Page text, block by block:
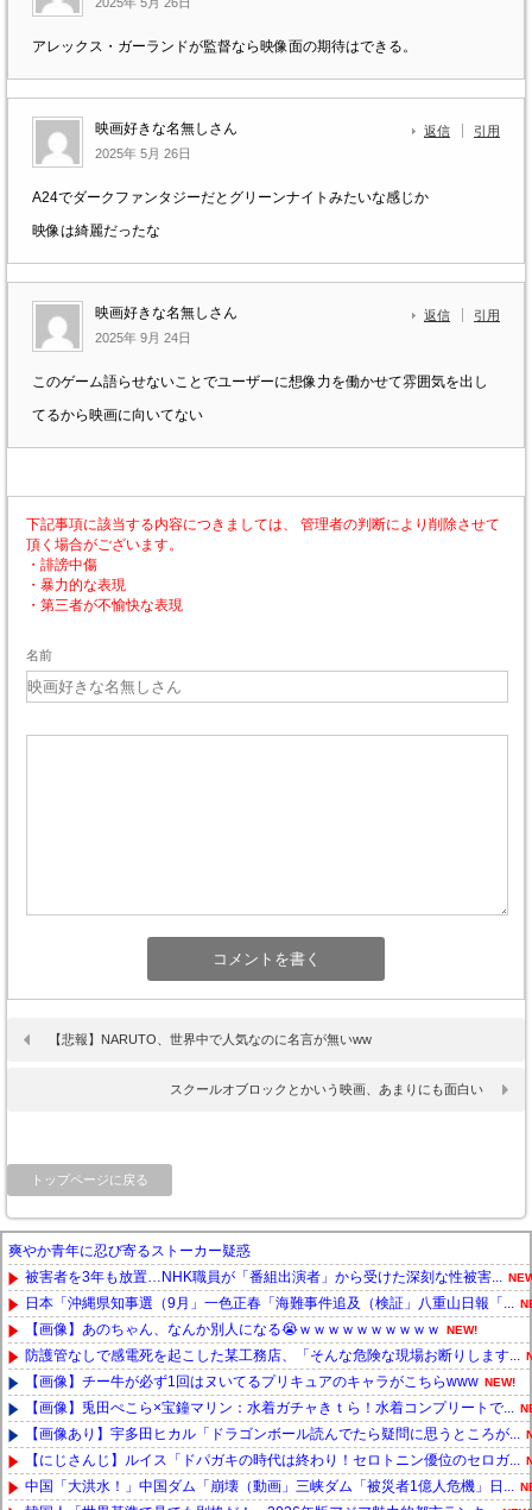
アレックス・ガーランドが監督なら映像面の期待はできる。
映画好きな名無しさん
2025年 5月 26日
返信 引用
A24でダークファンタジーだとグリーンナイトみたいな感じか
映像は綺麗だったな
映画好きな名無しさん
2025年 9月 24日
返信 引用
このゲーム語らせないことでユーザーに想像力を働かせて雰囲気を出し
てるから映画に向いてない
下記事項に該当する内容につきましては、 管理者の判断により削除させて
頂く場合がございます。
・誹謗中傷
・暴力的な表現
・第三者が不愉快な表現
名前
【悲報】NARUTO、世界中で人気なのに名言が無いww
スクールオブロックとかいう映画、あまりにも面白い
トップページに戻る
爽やか青年に忍び寄るストーカー疑惑
被害者を3年も放置…NHK職員が「番組出演者」から受けた深刻な性被害...
日本「沖縄県知事選（9月」一色正春「海難事件追及（検証」八重山日報「...
【画像】あのちゃん、なんか別人になる😭ｗｗｗｗｗｗｗｗｗｗ NEW!
防護管なしで感電死を起こした某工務店、「そんな危険な現場お断りします...
【画像】チー牛が必ず1回はヌいてるプリキュアのキャラがこちらwww NEW!
【画像】兎田ぺこら×宝鐘マリン：水着ガチャきｔら！水着コンプリートで...
【画像あり】宇多田ヒカル「ドラゴンボール読んでたら疑問に思うところが...
【にじさんじ】ルイス「ドパガキの時代は終わり！セロトニン優位のセロガ...
中国「大洪水！」中国ダム「崩壊（動画」三峡ダム「被災者1億人危機」日...